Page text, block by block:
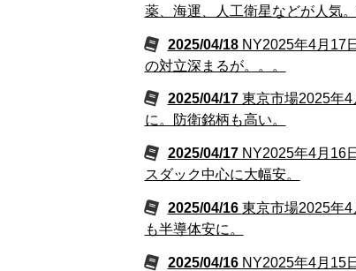
薬、海運、人工衛星などが人気
2025/04/18 NY2025年4月17
の対立深まるが。。。
2025/04/17 東京市場2025年
に。防衛銘柄も高い。
2025/04/17 NY2025年4月16
スダック中心に大幅安。
2025/04/16 東京市場2025年
も半導体安に。
2025/04/16 NY2025年4月15